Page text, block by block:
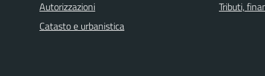
Autorizzazioni
Catasto e urbanistica
Tributi,